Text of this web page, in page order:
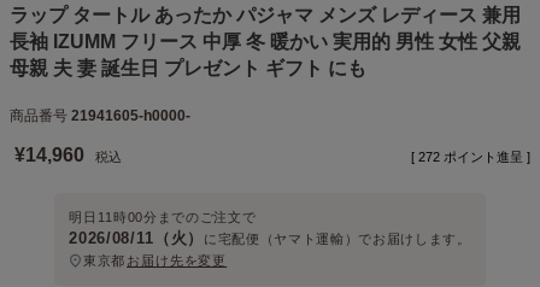
ラップ タートル あったか パジャマ メンズ レディース 兼用
長袖 IZUMM フリース 中厚 冬 暖かい 実用的 男性 女性 父親
母親 夫 妻 誕生日 プレゼント ギフト にも
商品番号 21941605-h0000-
¥14,960 税込 [ 272 ポイント進呈 ]
明日 11時00分 までのご注文で
2026/08/11（火） に 宅配便（ヤマト運輸） でお届けします。
東京都 お届け先を変更